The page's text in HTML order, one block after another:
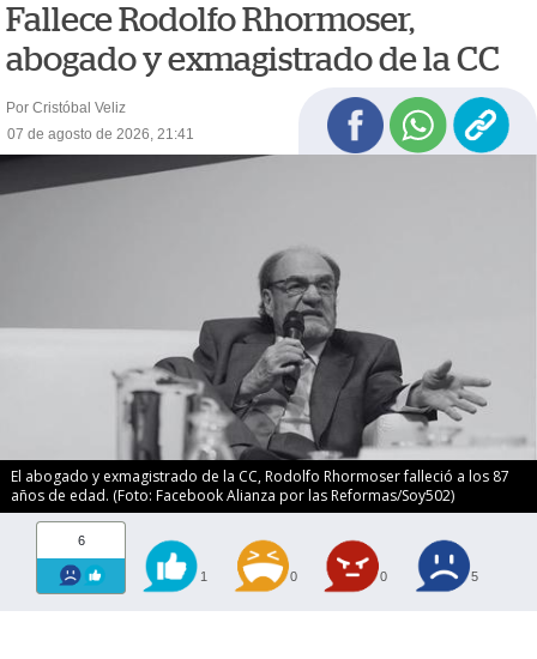
Fallece Rodolfo Rhormoser,
abogado y exmagistrado de la CC
Por Cristóbal Veliz
07 de agosto de 2026, 21:41
El abogado y exmagistrado de la CC, Rodolfo Rhormoser falleció a los 87
años de edad. (Foto: Facebook Alianza por las Reformas/Soy502)
6
1 0 0 5